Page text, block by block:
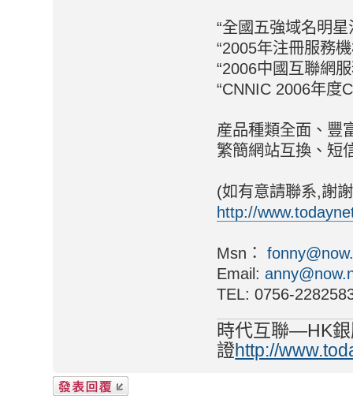
“全國五強域名明星
“2005年注冊服務
“2006中國互聯網
“CNNIC 2006年度
産品種類全面、
繁簡網站互換、短
(如有意請聯系,謝
http://
Msn：
Email:
TEL: 0756-
時代互聯—HK
證http://
發表回覆